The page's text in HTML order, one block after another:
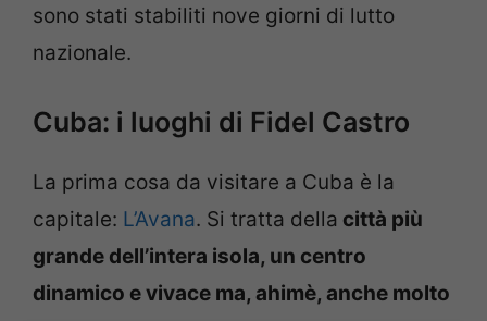
sono stati stabiliti nove giorni di lutto
nazionale.
Cuba: i luoghi di Fidel Castro
La prima cosa da visitare a Cuba è la
capitale: L’Avana. Si tratta della città più
grande dell’intera isola, un centro
dinamico e vivace ma, ahimè, anche molto